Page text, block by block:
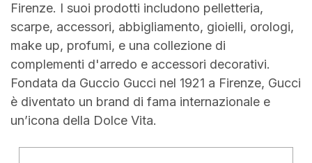
Firenze. I suoi prodotti includono pelletteria,
scarpe, accessori, abbigliamento, gioielli, orologi,
make up, profumi, e una collezione di
complementi d'arredo e accessori decorativi.
Fondata da Guccio Gucci nel 1921 a Firenze, Gucci
è diventato un brand di fama internazionale e
un’icona della Dolce Vita.